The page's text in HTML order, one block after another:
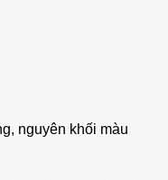
nguyên khối màu